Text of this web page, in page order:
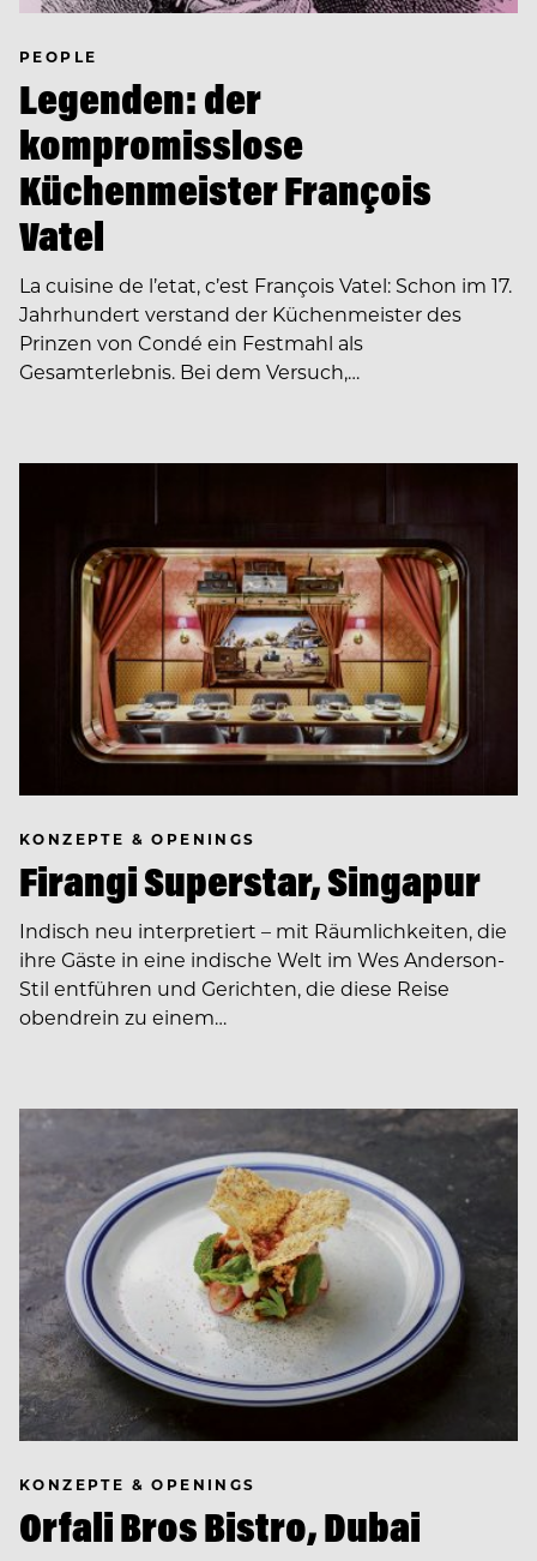
PEOPLE
Legenden: der
kompromisslose
Küchenmeister François
Vatel
La cuisine de l’etat, c’est François Vatel: Schon im 17.
Jahrhundert verstand der Küchenmeister des
Prinzen von Condé ein Festmahl als
Gesamterlebnis. Bei dem Versuch,…
KONZEPTE & OPENINGS
Firangi Superstar, Singapur
Indisch neu interpretiert – mit Räumlichkeiten, die
ihre Gäste in eine indische Welt im Wes Anderson-
Stil entführen und Gerichten, die diese Reise
obendrein zu einem…
KONZEPTE & OPENINGS
Orfali Bros Bistro, Dubai